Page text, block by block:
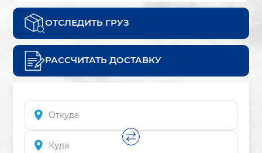
ОТСЛЕДИТЬ ГРУЗ
РАССЧИТАТЬ ДОСТАВКУ